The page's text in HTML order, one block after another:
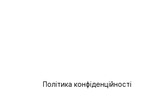
Політика конфіденційності